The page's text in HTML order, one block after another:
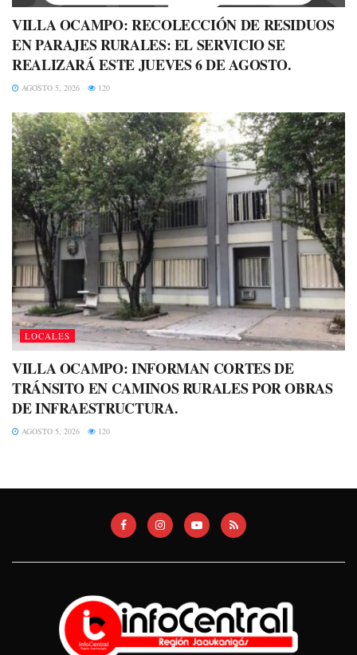
VILLA OCAMPO: RECOLECCIÓN DE RESIDUOS
EN PARAJES RURALES: EL SERVICIO SE
REALIZARÁ ESTE JUEVES 6 DE AGOSTO.
AGOSTO 5, 2026 120
LOCALES
VILLA OCAMPO: INFORMAN CORTES DE
TRÁNSITO EN CAMINOS RURALES POR OBRAS
DE INFRAESTRUCTURA.
AGOSTO 5, 2026 120